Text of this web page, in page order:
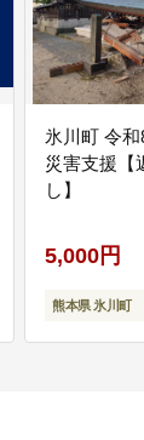
氷川町 令
災害支援【
し】
5,000円
熊本県 氷川町